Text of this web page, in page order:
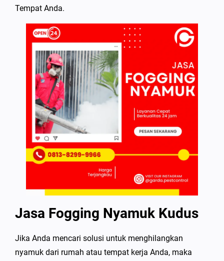
Tempat Anda.
Jasa Fogging Nyamuk Kudus
Jika Anda mencari solusi untuk menghilangkan
nyamuk dari rumah atau tempat kerja Anda, maka